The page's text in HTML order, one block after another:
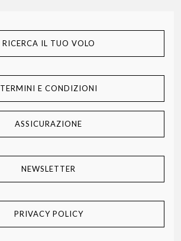
RICERCA IL TUO VOLO
TERMINI E CONDIZIONI
ASSICURAZIONE
NEWSLETTER
PRIVACY POLICY